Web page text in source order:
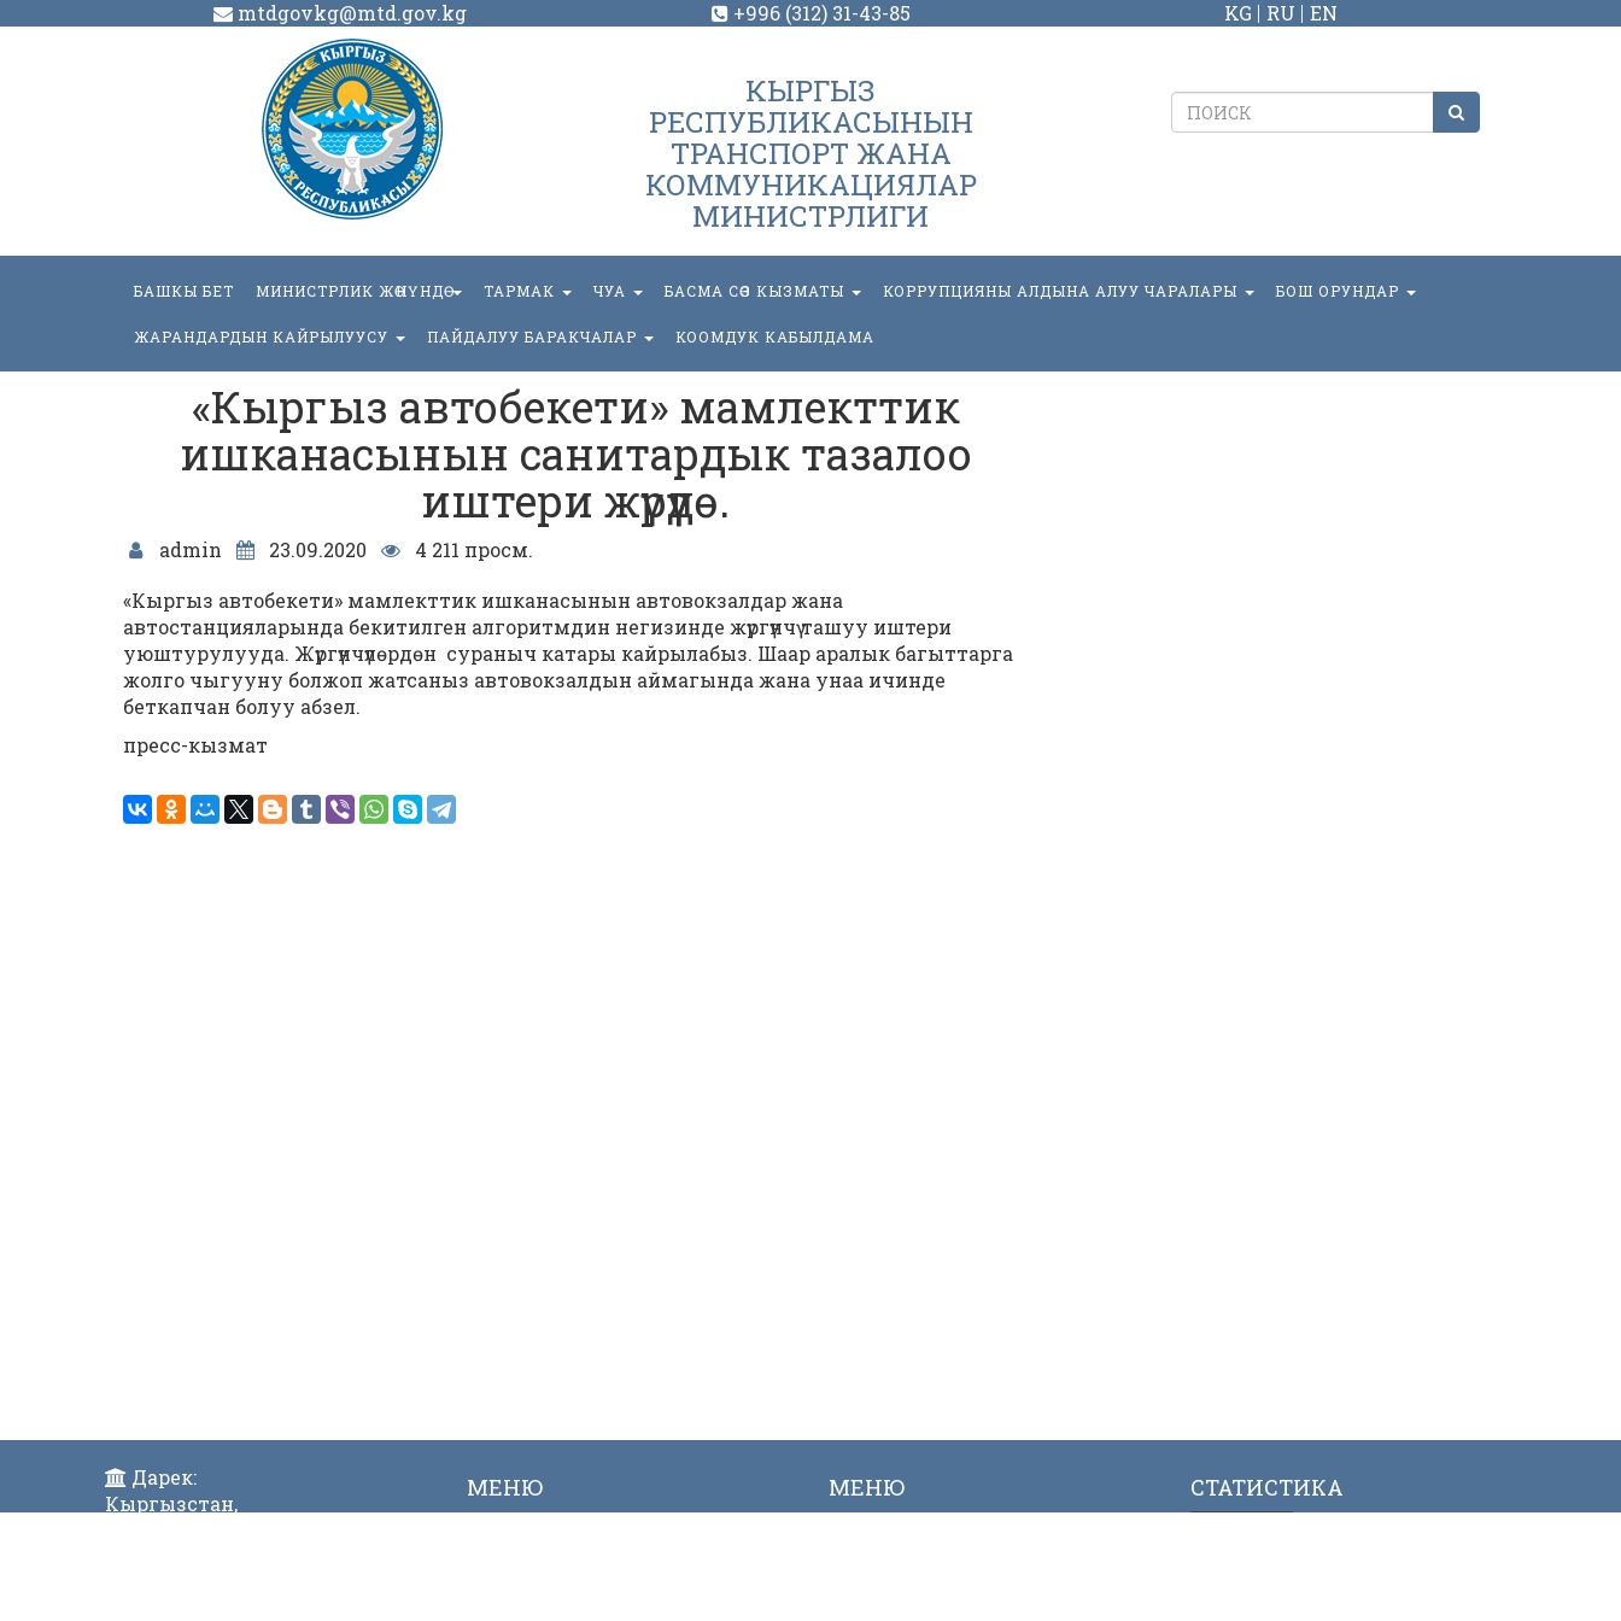
mtdgovkg@mtd.gov.kg +996 (312) 31-43-85 KG RU EN
КЫРГЫЗ
РЕСПУБЛИКАСЫНЫН
ТРАНСПОРТ ЖАНА
КОММУНИКАЦИЯЛАР
МИНИСТРЛИГИ
БАШКЫ БЕТ МИНИСТРЛИК ЖӨНҮНДӨ ТАРМАК ЧУА БАСМА СӨЗ КЫЗМАТЫ КОРРУПЦИЯНЫ АЛДЫНА АЛУУ ЧАРАЛАРЫ БОШ ОРУНДАР
ЖАРАНДАРДЫН КАЙРЫЛУУСУ ПАЙДАЛУУ БАРАКЧАЛАР КООМДУК КАБЫЛДАМА
«Кыргыз автобекети» мамлекттик
ишканасынын санитардык тазалоо
иштери жүрүүдѳ.
admin 23.09.2020
4 211 просм.
«Кыргыз автобекети» мамлекттик ишканасынын автовокзалдар жана
автостанцияларында бекитилген алгоритмдин негизинде жүргүнчү ташуу иштери
уюштурулууда. Жүргүнчүлѳрдѳн сураныч катары кайрылабыз. Шаар аралык багыттарга
жолго чыгууну болжоп жатсаныз автовокзалдын аймагында жана унаа ичинде
беткапчан болуу абзел.
пресс-кызмат
Дарек:
Кыргызстан,
МЕНЮ МЕНЮ СТАТИСТИКА